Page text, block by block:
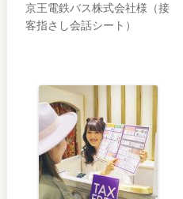
京王電鉄バス株式会社様（接
客指さし会話シート）